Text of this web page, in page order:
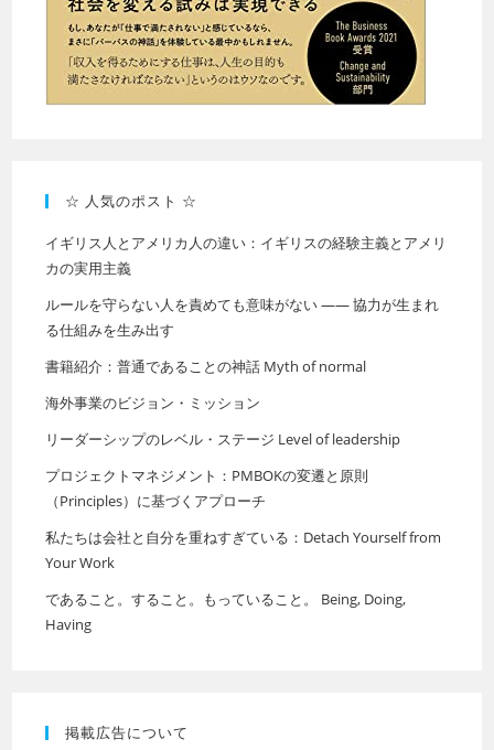
☆ 人気のポスト ☆
イギリス人とアメリカ人の違い：イギリスの経験主義とアメリ
カの実用主義
ルールを守らない人を責めても意味がない —— 協力が生まれ
る仕組みを生み出す
書籍紹介：普通であることの神話 Myth of normal
海外事業のビジョン・ミッション
リーダーシップのレベル・ステージ Level of leadership
プロジェクトマネジメント：PMBOKの変遷と原則
（Principles）に基づくアプローチ
私たちは会社と自分を重ねすぎている：Detach Yourself from
Your Work
であること。すること。もっていること。 Being, Doing,
Having
掲載広告について